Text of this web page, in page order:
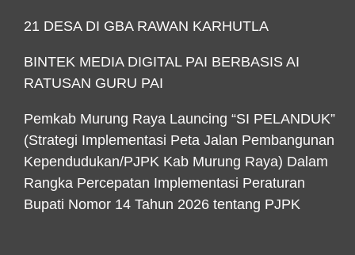
21 DESA DI GBA RAWAN KARHUTLA
BINTEK MEDIA DIGITAL PAI BERBASIS AI
RATUSAN GURU PAI
Pemkab Murung Raya Launcing “SI PELANDUK”
(Strategi Implementasi Peta Jalan Pembangunan
Kependudukan/PJPK Kab Murung Raya) Dalam
Rangka Percepatan Implementasi Peraturan
Bupati Nomor 14 Tahun 2026 tentang PJPK